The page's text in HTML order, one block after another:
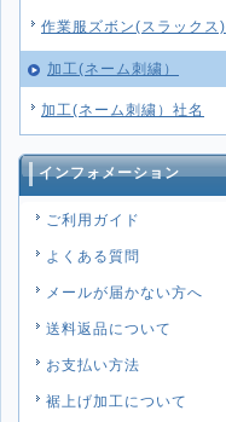
作業服ズボン(スラックス)
加工(ネーム刺繍）
加工(ネーム刺繍）社名
インフォメーション
ご利用ガイド
よくある質問
メールが届かない方へ
送料返品について
お支払い方法
裾上げ加工について